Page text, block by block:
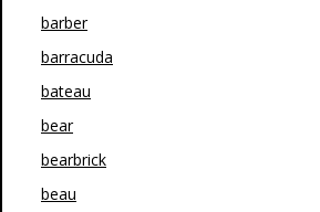
barber
barracuda
bateau
bear
bearbrick
beau